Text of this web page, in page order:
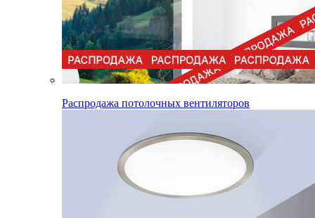
Распродажа потолочных вентиляторов